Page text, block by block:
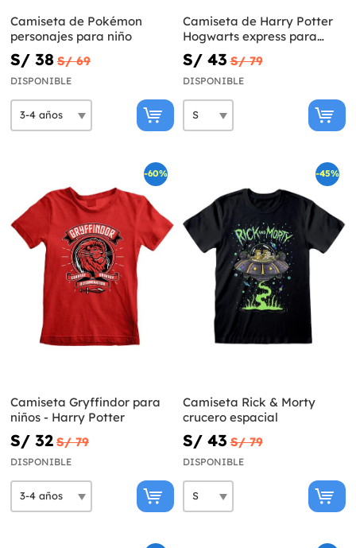
Camiseta de Pokémon
personajes para niño
S/ 38 S/ 69
DISPONIBLE
Camiseta de Harry Potter
Hogwarts express para
hombre
S/ 43 S/ 79
DISPONIBLE
-60%
Camiseta Gryffindor para
niños - Harry Potter
S/ 32 S/ 79
DISPONIBLE
-45%
Camiseta Rick & Morty
crucero espacial
S/ 43 S/ 79
DISPONIBLE